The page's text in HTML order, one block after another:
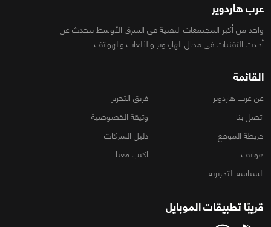
عرب هاردوير
واحد من أكبر المجتمعات التقنية فى الشرق الأوسط تتحدث عن
أحدث التقنيات فى مجال الهاردوير والألعاب والهواتف
القائمة
عن عرب هاردوير
فريق التحرير
اتصل بنا
وثيقة الخصوصية
خريطة الموقع
دليل الشركات
هواتف
اكتب معنا
السياسة التحريرية
قريبًا تطبيقات الموبايل